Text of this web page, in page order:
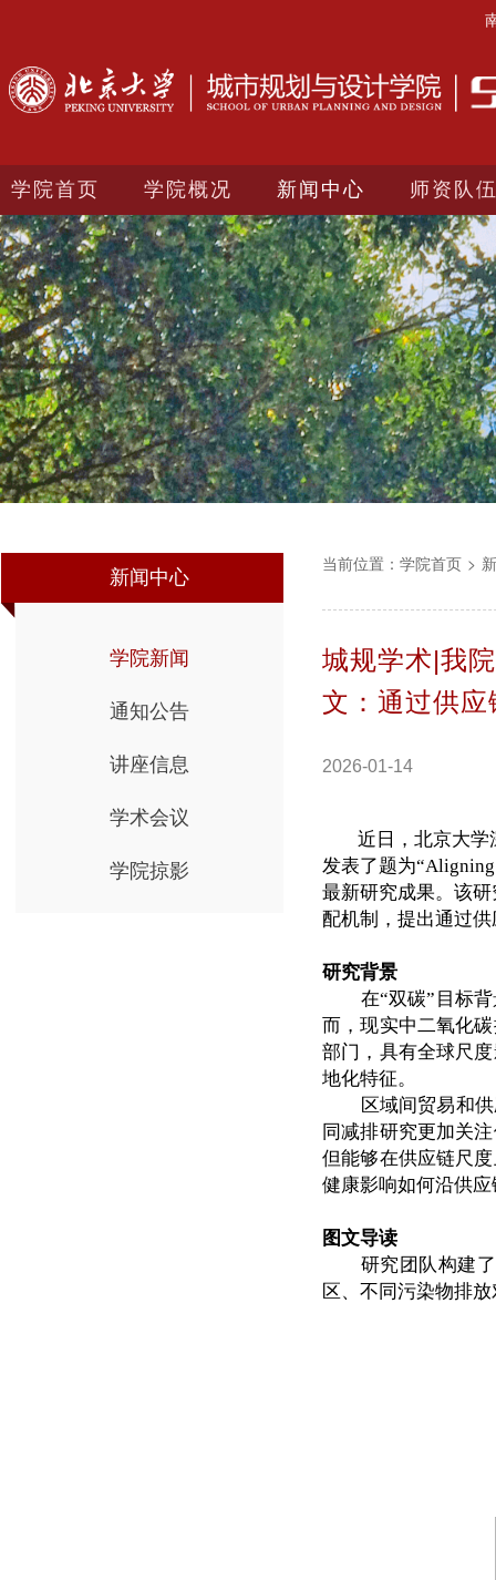
学院首页 学院概况 新闻中心 师资队
新闻中心
学院新闻
通知公告
讲座信息
学术会议
学院掠影
当前位置： 学院首页 >
城规学术|我
文：通过供
2026-01-14
近日，北京大学
发表了题为“Aligning
最新研究成果。该
配机制，提出通过
研究背景
在“双碳”目标
而，现实中二氧化
部门，具有全球尺
地化特征。
区域间贸易和
同减排研究更加关
但能够在供应链尺
健康影响如何沿供
图文导读
研究团队构建
区、不同污染物排